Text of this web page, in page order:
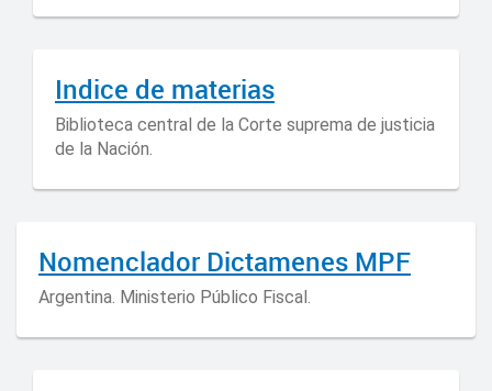
Indice de materias
Biblioteca central de la Corte suprema de justicia
de la Nación.
Nomenclador Dictamenes MPF
Argentina. Ministerio Público Fiscal.